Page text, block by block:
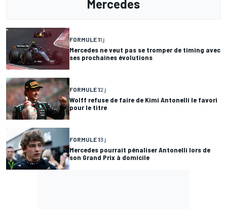
Mercedes
FORMULE 11 j
Mercedes ne veut pas se tromper de timing avec
ses prochaines évolutions
FORMULE 12 j
Wolff refuse de faire de Kimi Antonelli le favori
pour le titre
FORMULE 13 j
Mercedes pourrait pénaliser Antonelli lors de
son Grand Prix à domicile